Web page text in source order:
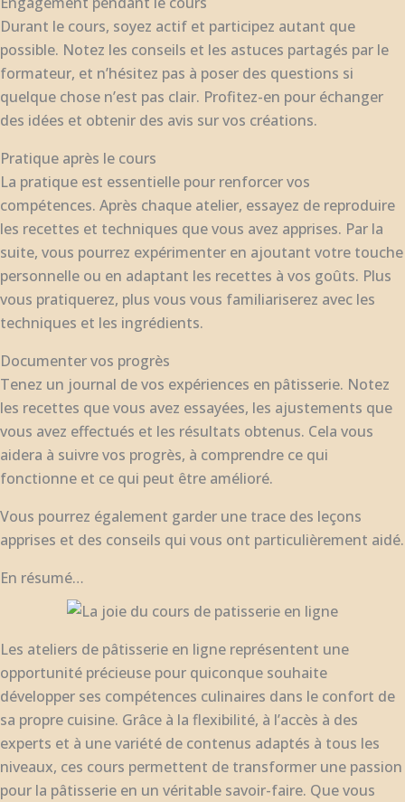
Durant le cours, soyez actif et participez autant que
possible. Notez les conseils et les astuces partagés par le
formateur, et n’hésitez pas à poser des questions si
quelque chose n’est pas clair. Profitez-en pour échanger
des idées et obtenir des avis sur vos créations.
Pratique après le cours
La pratique est essentielle pour renforcer vos
compétences. Après chaque atelier, essayez de reproduire
les recettes et techniques que vous avez apprises. Par la
suite, vous pourrez expérimenter en ajoutant votre touche
personnelle ou en adaptant les recettes à vos goûts. Plus
vous pratiquerez, plus vous vous familiariserez avec les
techniques et les ingrédients.
Documenter vos progrès
Tenez un journal de vos expériences en pâtisserie. Notez
les recettes que vous avez essayées, les ajustements que
vous avez effectués et les résultats obtenus. Cela vous
aidera à suivre vos progrès, à comprendre ce qui
fonctionne et ce qui peut être amélioré.
Vous pourrez également garder une trace des leçons
apprises et des conseils qui vous ont particulièrement aidé.
En résumé…
Les ateliers de pâtisserie en ligne représentent une
opportunité précieuse pour quiconque souhaite
développer ses compétences culinaires dans le confort de
sa propre cuisine. Grâce à la flexibilité, à l’accès à des
experts et à une variété de contenus adaptés à tous les
niveaux, ces cours permettent de transformer une passion
pour la pâtisserie en un véritable savoir-faire. Que vous